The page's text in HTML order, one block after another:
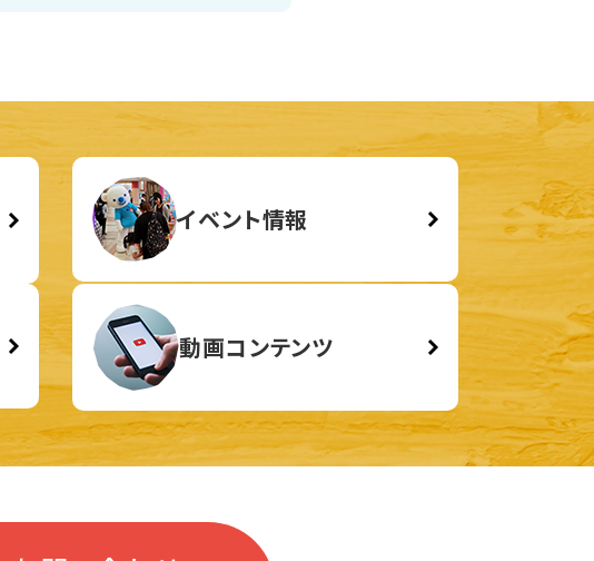
イベント情報
動画コンテンツ